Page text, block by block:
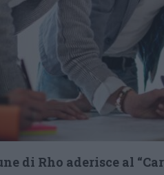
di Rho aderisce al